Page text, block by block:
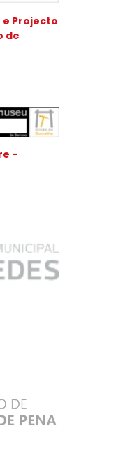
Projecto
de
-